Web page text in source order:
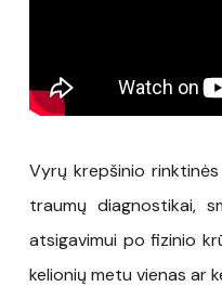
Vyrų krepšinio
traumų diagnostikai,
atsigavimui po fizinio
kelionių metu vienas ar